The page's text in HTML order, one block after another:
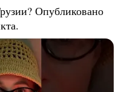
Опубликовано